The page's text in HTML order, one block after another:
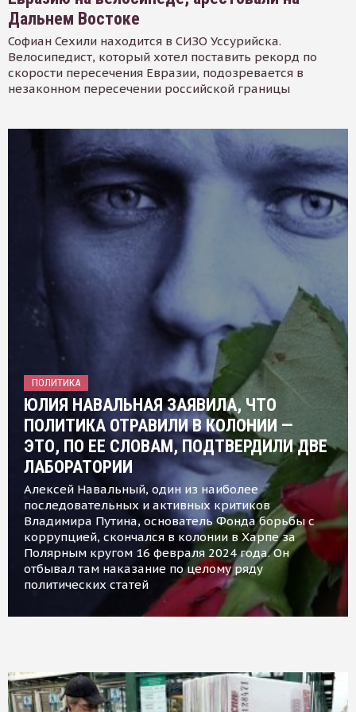
Дальнем Востоке
Софиан Сехили находится в СИЗО Уссурийска.
Велосипедист, который хотел поставить рекорд по
скорости пересечения Евразии, подозревается в
незаконном пересечении российской границы
ПОЛИТИКА
ЮЛИЯ НАВАЛЬНАЯ ЗАЯВИЛА, ЧТО
ПОЛИТИКА ОТРАВИЛИ В КОЛОНИИ —
ЭТО, ПО ЕЕ СЛОВАМ, ПОДТВЕРДИЛИ ДВЕ
ЛАБОРАТОРИИ
Алексей Навальный, один из наиболее
последовательных и активных критиков
Владимира Путина, основатель Фонда борьбы с
коррупцией, скончался в колонии в Харпе за
Полярным кругом 16 февраля 2024 года. Он
отбывал там наказание по целому ряду
политических статей